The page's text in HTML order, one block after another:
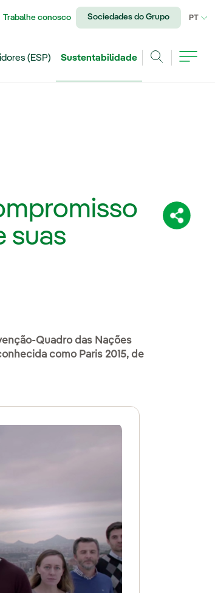
Trabalhe conosco Sociedades do Grupo PT
(ESP)
Sustentabilidade
suas
Quadro das Nações
como Paris 2015, de